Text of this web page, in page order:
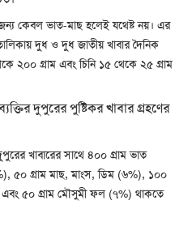
কেবল ভাত-মাছ হলেই যথেষ্ট নয়। এর
দুধ ও দুধ জাতীয় খাবার দৈনিক
গ্রাম এবং চিনি ১৫ থেকে ২৫ গ্রাম
দুপুরের পুষ্টিকর খাবার গ্রহণের
খাবারের সাথে ৪০০ গ্রাম ভাত
৫০ গ্রাম মাছ, মাংস, ডিম (৬%), ১০০
৫০ গ্রাম মৌসুমী ফল (৭%) থাকতে